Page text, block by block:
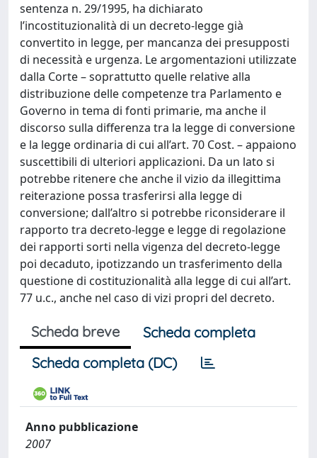
sentenza n. 29/1995, ha dichiarato
l’incostituzionalità di un decreto-legge già
convertito in legge, per mancanza dei presupposti
di necessità e urgenza. Le argomentazioni utilizzate
dalla Corte – soprattutto quelle relative alla
distribuzione delle competenze tra Parlamento e
Governo in tema di fonti primarie, ma anche il
discorso sulla differenza tra la legge di conversione
e la legge ordinaria di cui all’art. 70 Cost. – appaiono
suscettibili di ulteriori applicazioni. Da un lato si
potrebbe ritenere che anche il vizio da illegittima
reiterazione possa trasferirsi alla legge di
conversione; dall’altro si potrebbe riconsiderare il
rapporto tra decreto-legge e legge di regolazione
dei rapporti sorti nella vigenza del decreto-legge
poi decaduto, ipotizzando un trasferimento della
questione di costituzionalità alla legge di cui all’art.
77 u.c., anche nel caso di vizi propri del decreto.
Scheda breve
Scheda completa
Scheda completa (DC)
Anno pubblicazione
2007